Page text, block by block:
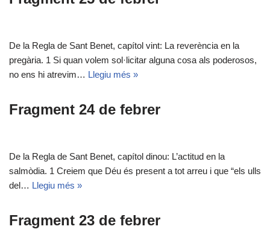
De la Regla de Sant Benet, capítol vint: La reverència en la
pregària. 1 Si quan volem sol·licitar alguna cosa als poderosos,
no ens hi atrevim… Llegiu més »
Fragment 24 de febrer
De la Regla de Sant Benet, capítol dinou: L’actitud en la
salmòdia. 1 Creiem que Déu és present a tot arreu i que “els ulls
del… Llegiu més »
Fragment 23 de febrer